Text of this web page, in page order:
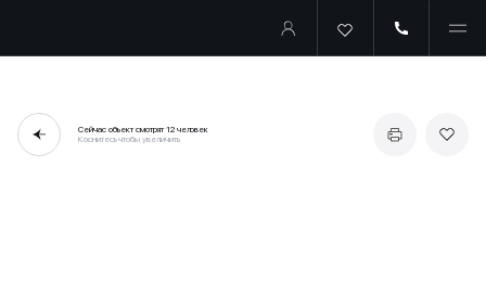
Сейчас объект смотрят12 человек
Коснитесь чтобы увеличить